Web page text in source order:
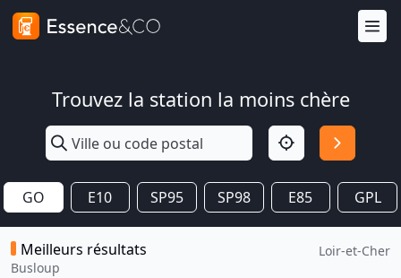
Trouvez la station la moins chère
GO E10 SP95 SP98 E85 GPL
Meilleurs résultats
Busloup
Loir-et-Cher